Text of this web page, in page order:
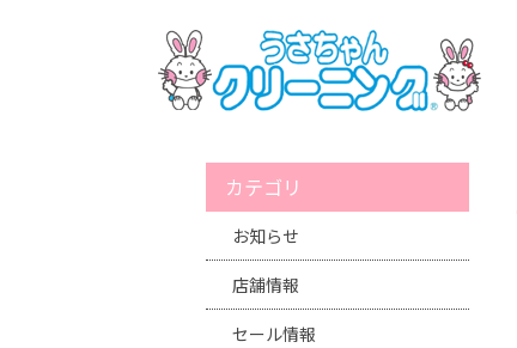
カテゴリ
お知らせ
店舗情報
セール情報